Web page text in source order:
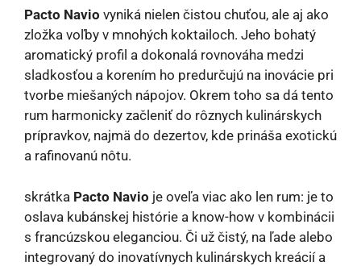
Pacto Navio vyniká nielen čistou chuťou, ale aj ako
zložka voľby v mnohých koktailoch. Jeho bohatý
aromatický profil a dokonalá rovnováha medzi
sladkosťou a korením ho predurčujú na inovácie pri
tvorbe miešaných nápojov. Okrem toho sa dá tento
rum harmonicky začleniť do rôznych kulinárskych
prípravkov, najmä do dezertov, kde prináša exotickú
a rafinovanú nôtu.
skrátka Pacto Navio je oveľa viac ako len rum: je to
oslava kubánskej histórie a know-how v kombinácii
s francúzskou eleganciou. Či už čistý, na ľade alebo
integrovaný do inovatívnych kulinárskych kreácií a